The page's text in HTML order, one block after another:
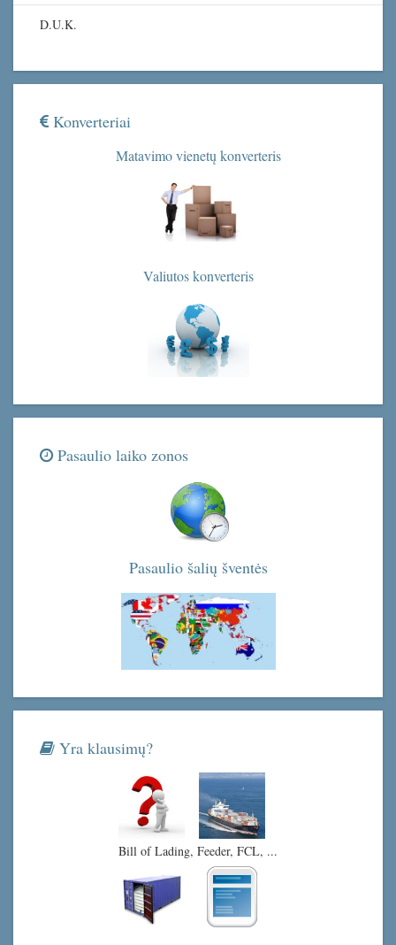
D.U.K.
Konverteriai
Matavimo vienetų konverteris
Valiutos konverteris
Pasaulio laiko zonos
Pasaulio šalių šventės
Yra klausimų?
Bill of Lading, Feeder, FCL, ...